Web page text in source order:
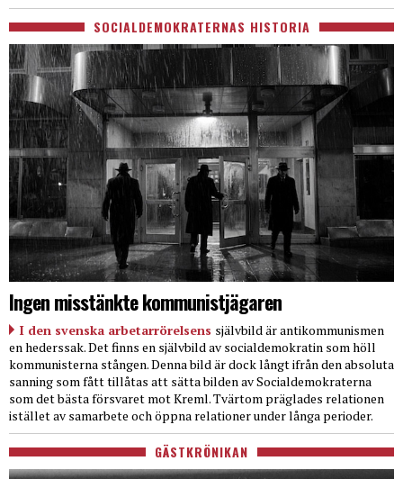
SOCIALDEMOKRATERNAS HISTORIA
Ingen misstänkte kommunistjägaren
I den svenska arbetarrörelsens självbild är antikommunismen
en hederssak. Det finns en självbild av socialdemokratin som höll
kommunisterna stången. Denna bild är dock långt ifrån den absoluta
sanning som fått tillåtas att sätta bilden av Socialdemokraterna
som det bästa försvaret mot Kreml. Tvärtom präglades relationen
istället av samarbete och öppna relationer under långa perioder.
GÄSTKRÖNIKAN